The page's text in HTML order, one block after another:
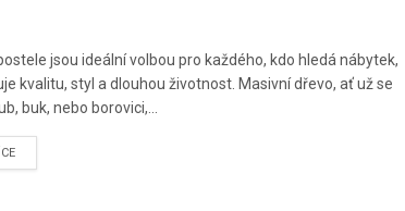
jsou ideální volbou pro každého, kdo hledá nábytek,
kvalitu, styl a dlouhou životnost. Masivní dřevo, ať už se
buk, nebo borovici,...